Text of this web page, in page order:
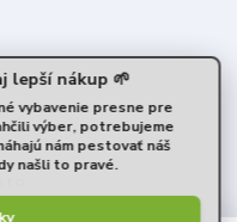
lepší nákup 🌱
vybavenie presne pre
výber, potrebujeme
nám pestovať náš
našli to pravé.